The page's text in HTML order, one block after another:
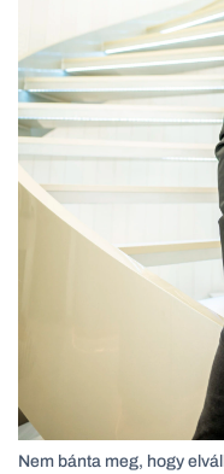
Nem bánta meg, hogy